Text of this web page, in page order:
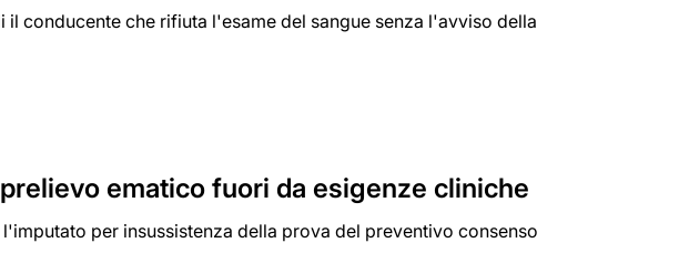
conducente che rifiuta l'esame del sangue senza l'avviso della
ematico fuori da esigenze cliniche
per insussistenza della prova del preventivo consenso